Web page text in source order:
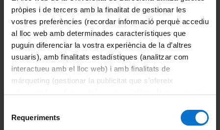
pròpies i de tercers amb la finalitat de gestionar les
vostres preferències (recordar informació perquè accediu
al lloc web amb determinades característiques que
puguin diferenciar la vostra experiència de la d’altres
usuaris), amb finalitats estadístiques (analitzar com
interactueu amb el lloc web) i amb finalitats de
màrqueting (gestionar la publicitat que s’ofereix
consultar laPolítica de galetes del lloc web de la
Requeriments
frescos.
Aquests exemplars formen, per tant, la reduïda col·lecció
zoològica que passa a ser gestionada pel Dr. Sánchez
Comendador i constitueix l’origen del futur Gabinet d’Història
Natural de la Universitat de Barcelona.